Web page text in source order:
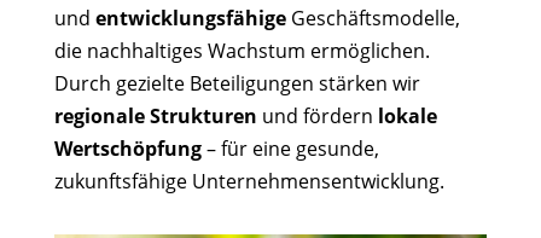
und entwicklungsfähigeGeschäftsmodelle,
die nachhaltiges Wachstum ermöglichen.
Durch gezielte Beteiligungen stärken wir
regionale Strukturen und fördern lokale
Wertschöpfung– für eine gesunde,
zukunftsfähige Unternehmensentwicklung.